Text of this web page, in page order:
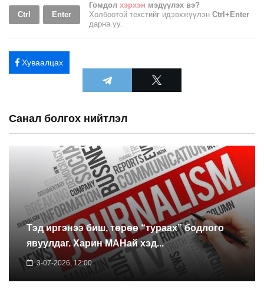
Ctrl Enter
Гомдол хэрхэн мэдүүлэх вэ?
Холбоотой текстийг идэвхжүүлэн Ctrl+Enter
дарна уу.
Хуваалцах
Санал болгох нийтлэл
Тэд иргэнээ биш, төрөө “тураах” бодлого
явуулдаг. Харин МАНай хэд...
3-07-2026, 12:00